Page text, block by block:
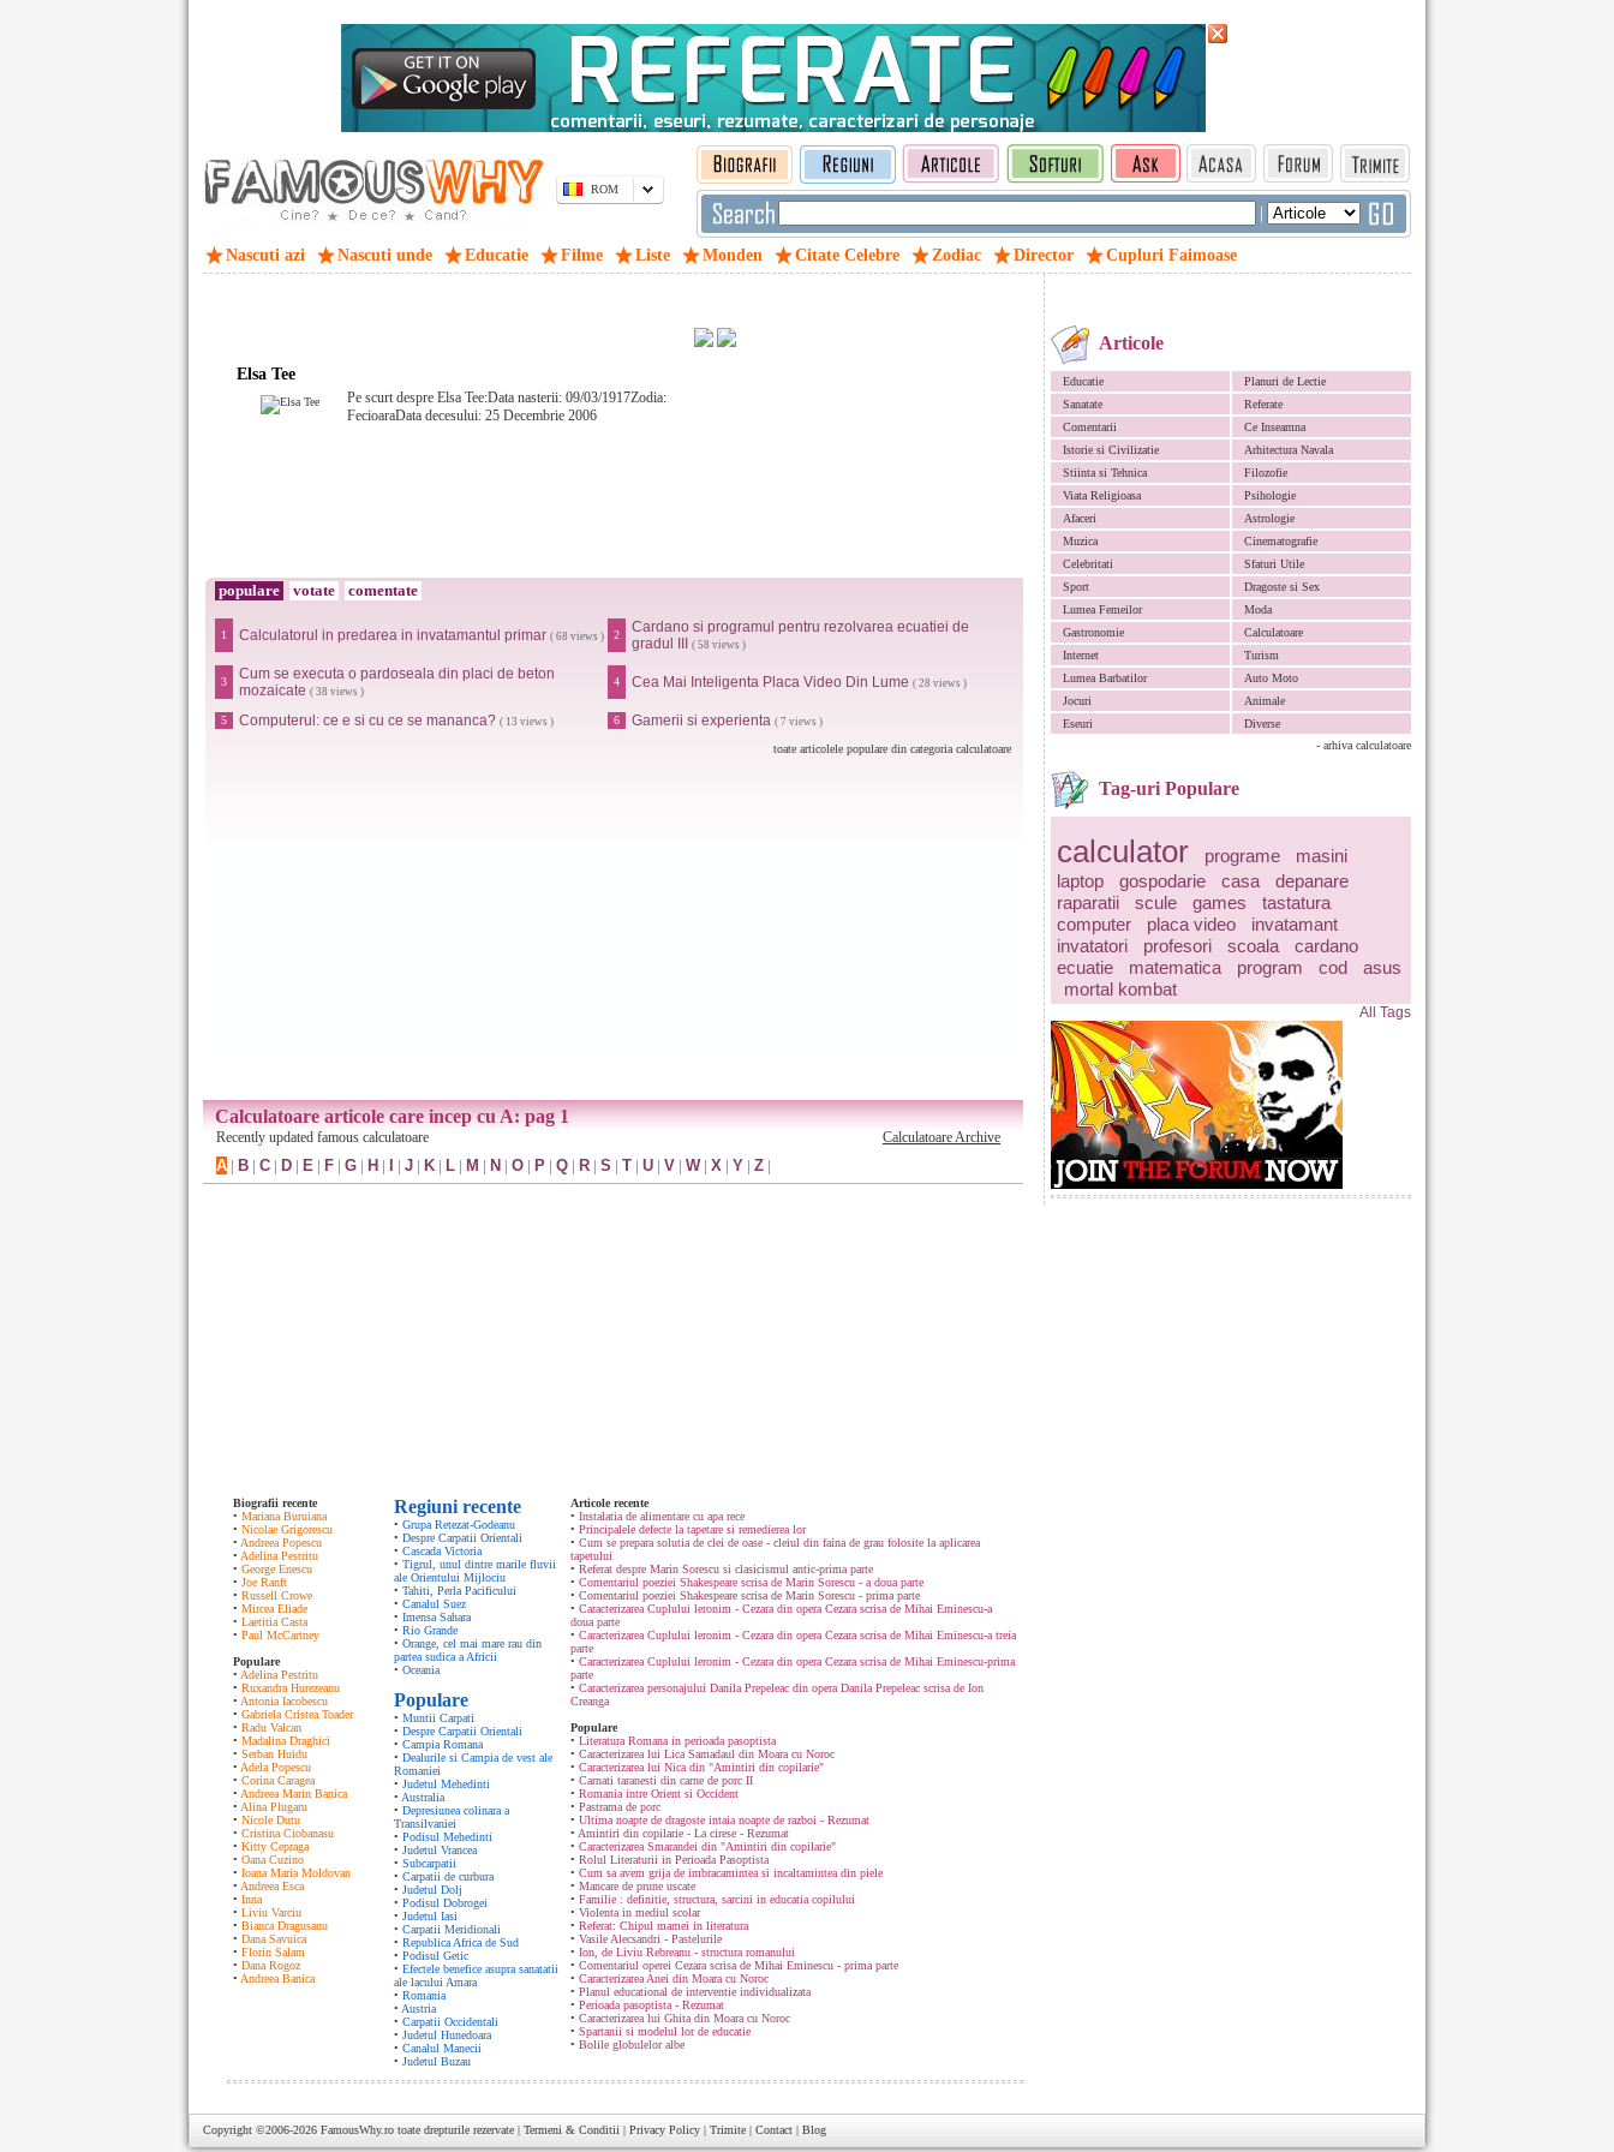
ROM
|
Nascuti azi Nascuti unde Educatie Filme Liste Monden Citate Celebre Zodiac Director Cupluri Faimoase
Articole
Educatie
Planuri de Lectie
Sanatate
Referate
Comentarii
Ce Inseamna
Istorie si Civilizatie
Arhitectura Navala
Stiinta si Tehnica
Filozofie
Viata Religioasa
Psihologie
Afaceri
Astrologie
Muzica
Cinematografie
Celebritati
Sfaturi Utile
Sport
Dragoste si Sex
Lumea Femeilor
Moda
Gastronomie
Calculatoare
Internet
Turism
Lumea Barbatilor
Auto Moto
Jocuri
Animale
Eseuri
Diverse
- arhiva calculatoare
Tag-uri Populare
calculator programe
masini
laptop
gospodarie casa
depanare
raparatii
scule games
tastatura
computer
placa video
invatamant
invatatori
profesori scoala
cardano
ecuatie
matematica program cod
asus
mortal kombat
All Tags
Elsa Tee
Pe scurt despre Elsa Tee:Data nasterii: 09/03/1917Zodia:
FecioaraData decesului: 25 Decembrie 2006
populare votate comentate
1 Calculatorul in predarea in invatamantul primar ( 68 views ) 2
Cardano si programul pentru rezolvarea ecuatiei de
gradul III
( 58 views )
3
Cum se executa o pardoseala din placi de beton
mozaicate ( 38 views )
4 Cea Mai Inteligenta Placa Video Din Lume ( 28 views )
5 Computerul: ce e si cu ce se mananca? ( 13 views ) 6 Gamerii si experienta ( 7 views )
toate articolele populare din categoria calculatoare
Calculatoare articole care incep cu A: pag 1
Recently updated famous calculatoare Calculatoare Archive
A | B | C | D | E | F | G | H | | J | K | L | M | N | O | P | Q | R | S | T | U | V | W| X | Y | Z |
Biografii recente
• Mariana Buruiana
• Nicolae Grigorescu
• Andreea Popescu
• Adelina Pestritu
• George Enescu
• Joe Ranft
• Russell Crowe
• Mircea Eliade
• Laetitia Casta
• Paul McCartney
Populare
• Adelina Pestritu
• Ruxandra Hurezeanu
• Antonia Iacobescu
• Gabriela Cristea Toader
• Radu Valcan
• Madalina Draghici
• Serban Huidu
• Adela Popescu
• Corina Caragea
• Andreea Marin Banica
• Alina Plugaru
• Nicole Dutu
• Cristina Ciobanasu
• Kitty Cepraga
• Oana Cuzino
• Ioana Maria Moldovan
• Andreea Esca
• Inna
• Liviu Varciu
• Bianca Dragusanu
• Dana Savuica
• Florin Salam
• Dana Rogoz
• Andreea Banica
Regiuni recente
• Grupa Retezat-Godeanu
• Despre Carpatii Orientali
• Cascada Victoria
• Tigrul, unul dintre marile fluvii
ale Orientului Mijlociu
• Tahiti, Perla Pacificului
• Canalul Suez
• Imensa Sahara
• Rio Grande
• Orange, cel mai mare rau din
partea sudica a Africii
• Oceania
Populare
• Muntii Carpati
• Despre Carpatii Orientali
• Campia Romana
• Dealurile si Campia de vest ale
Romaniei
• Judetul Mehedinti
• Australia
• Depresiunea colinara a
Transilvaniei
• Podisul Mehedinti
• Judetul Vrancea
• Subcarpatii
• Carpatii de curbura
• Judetul Dolj
• Podisul Dobrogei
• Judetul Iasi
• Carpatii Meridionali
• Republica Africa de Sud
• Podisul Getic
• Efectele benefice asupra sanatatii
ale lacului Amara
• Romania
• Austria
• Carpatii Occidentali
• Judetul Hunedoara
• Canalul Manecii
• Judetul Buzau
Articole recente
• Instalatia de alimentare cu apa rece
• Principalele defecte la tapetare si remedierea lor
• Cum se prepara solutia de clei de oase - cleiul din faina de grau folosite la aplicarea
tapetului
• Referat despre Marin Sorescu si clasicismul antic-prima parte
• Comentariul poeziei Shakespeare scrisa de Marin Sorescu - a doua parte
• Comentariul poeziei Shakespeare scrisa de Marin Sorescu - prima parte
• Caracterizarea Cuplului leronim - Cezara din opera Cezara scrisa de Mihai Eminescu-a
doua parte
• Caracterizarea Cuplului leronim - Cezara din opera Cezara scrisa de Mihai Eminescu-a treia
parte
• Caracterizarea Cuplului leronim - Cezara din opera Cezara scrisa de Mihai Eminescu-prima
parte
• Caracterizarea personajului Danila Prepeleac din opera Danila Prepeleac scrisa de Ion
Creanga
Populare
• Literatura Romana in perioada pasoptista
• Caracterizarea lui Lica Samadaul din Moara cu Noroc
• Caracterizarea lui Nica din "Amintiri din copilarie"
• Carnati taranesti din carne de porc II
• Romania intre Orient si Occident
• Pastrama de porc
• Ultima noapte de dragoste intaia noapte de razboi - Rezumat
• Amintiri din copilarie - La cirese - Rezumat
• Caracterizarea Smarandei din "Amintiri din copilarie"
• Rolul Literaturii in Perioada Pasoptista
• Cum sa avem grija de imbracamintea si incaltamintea din piele
• Mancare de prune uscate
• Familie : definitie, structura, sarcini in educatia copilului
• Violenta in mediul scolar
• Referat: Chipul mamei in literatura
• Vasile Alecsandri - Pastelurile
• Ion, de Liviu Rebreanu - structura romanului
• Comentariul operei Cezara scrisa de Mihai Eminescu - prima parte
• Caracterizarea Anei din Moara cu Noroc
• Planul educational de interventie individualizata
• Perioada pasoptista - Rezumat
• Caracterizarea lui Ghita din Moara cu Noroc
• Spartanii si modelul lor de educatie
• Bolile globulelor albe
Copyright ©2006-2026 FamousWhy.ro toate drepturile rezervate | Termeni & Conditii | Privacy Policy | Trimite | Contact | Blog